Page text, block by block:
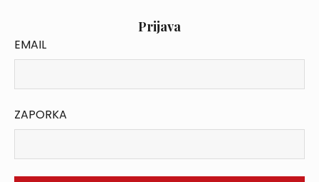
Prijava
EMAIL
ZAPORKA